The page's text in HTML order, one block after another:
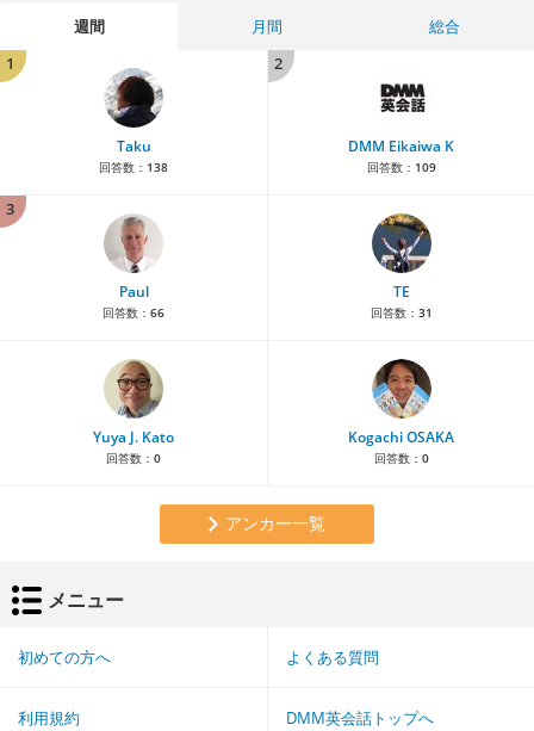
週間 月間
総合
1
Taku
回答数： 138
2
DMM Eikaiwa K
回答数： 109
3
Paul
回答数： 66
TE
回答数： 31
Yuya J. Kato
回答数： 0
Kogachi OSAKA
回答数： 0
アンカー一覧
メニュー
初めての方へ よくある質問
利用規約 DMM英会話トップへ